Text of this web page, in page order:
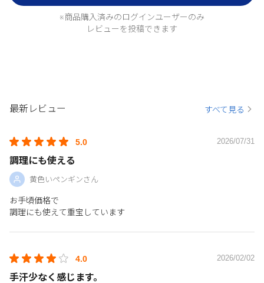
※商品購入済みのログインユーザーのみ
レビューを投稿できます
最新レビュー すべて見る
5.0 2026/07/31
調理にも使える
黄色いペンギンさん
お手頃価格で
調理にも使えて重宝しています
4.0 2026/02/02
手汗少なく感じます。